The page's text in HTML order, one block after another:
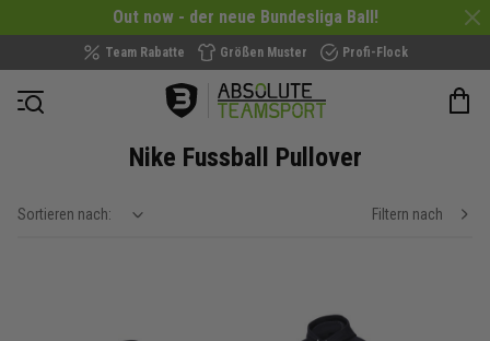
Out now - der neue Bundesliga Ball!
Team Rabatte Größen Muster Profi-Flock
Navigation öffnen
Nike Fussball Pullover
Sortieren nach: show filteroptions Filtern nach